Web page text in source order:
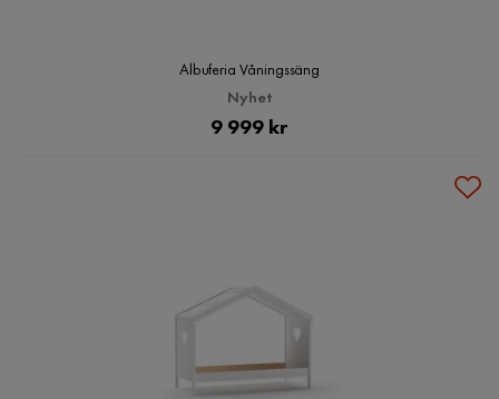
Albuferia Våningssäng
Nyhet
Pris
9 999 kr